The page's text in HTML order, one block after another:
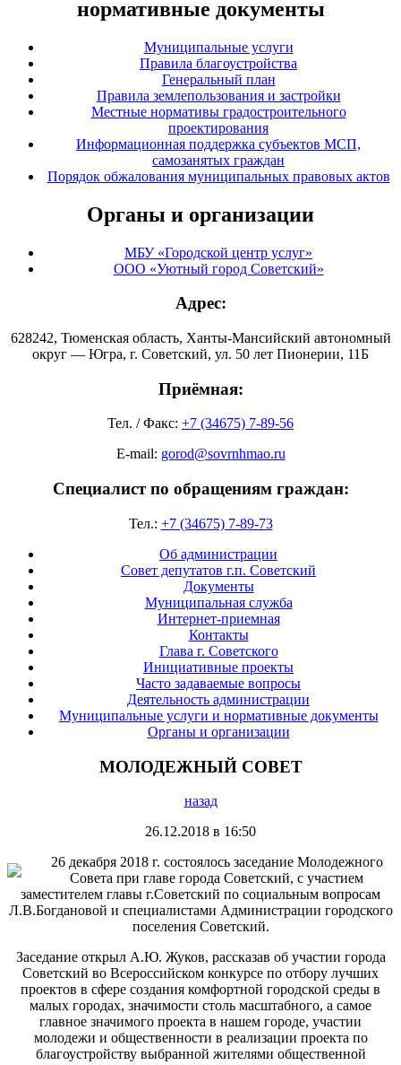
нормативные документы
Муниципальные услуги
Правила благоустройства
Генеральный план
Правила землепользования и застройки
Местные нормативы градостроительного
проектирования
Информационная поддержка субъектов МСП,
самозанятых граждан
Порядок обжалования муниципальных правовых актов
Органы и организации
МБУ «Городской центр услуг»
ООО «Уютный город Советский»
Адрес:
628242, Тюменская область, Ханты-Мансийский автономный
округ — Югра, г. Советский, ул. 50 лет Пионерии, 11Б
Приёмная:
Тел. / Факс: +7 (34675) 7-89-56
E-mail: gorod@sovrnhmao.ru
Специалист по обращениям граждан:
Тел.: +7 (34675) 7-89-73
Об администрации
Совет депутатов г.п. Советский
Документы
Муниципальная служба
Интернет-приемная
Контакты
Глава г. Советского
Инициативные проекты
Часто задаваемые вопросы
Деятельность администрации
Муниципальные услуги и нормативные документы
Органы и организации
МОЛОДЕЖНЫЙ СОВЕТ
назад
26.12.2018 в 16:50
26 декабря 2018 г. состоялось заседание Молодежного
Совета при главе города Советский, с участием
заместителем главы г.Советский по социальным вопросам
Л.В.Богдановой и специалистами Администрации городского
поселения Советский.
Заседание открыл А.Ю. Жуков, рассказав об участии города
Советский во Всероссийском конкурсе по отбору лучших
проектов в сфере создания комфортной городской среды в
малых городах, значимости столь масштабного, а самое
главное значимого проекта в нашем городе, участии
молодежи и общественности в реализации проекта по
благоустройству выбранной жителями общественной